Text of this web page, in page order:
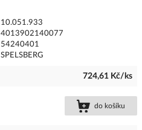
10.051.933
4013902140077
54240401
SPELSBERG
724,61 Kč/ks
do košíku